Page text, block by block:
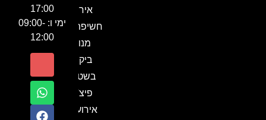
אירוע
חשיפה- זיו
מנור
ביקור
בשטח-
פיצ'ר
אירועים
17:00
ימי ו: 09:00-
12:00